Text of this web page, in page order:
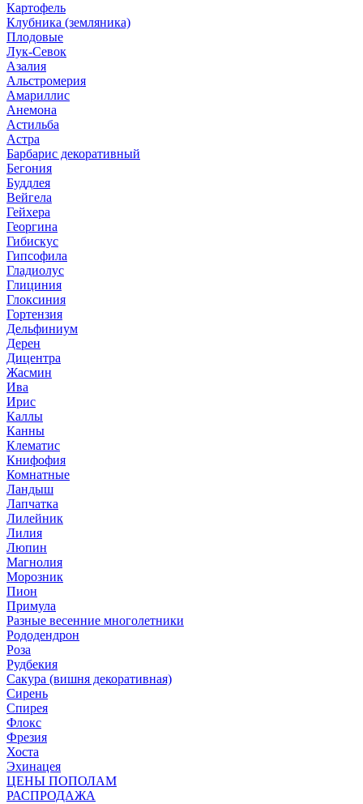
Картофель
Клубника (земляника)
Плодовые
Лук-Севок
Азалия
Альстромерия
Амариллис
Анемона
Астильба
Астра
Барбарис декоративный
Бегония
Буддлея
Вейгела
Гейхера
Георгина
Гибискус
Гипсофила
Гладиолус
Глициния
Глоксиния
Гортензия
Дельфиниум
Дерен
Дицентра
Жасмин
Ива
Ирис
Каллы
Канны
Клематис
Книфофия
Комнатные
Ландыш
Лапчатка
Лилейник
Лилия
Люпин
Магнолия
Морозник
Пион
Примула
Разные весенние многолетники
Рододендрон
Роза
Рудбекия
Сакура (вишня декоративная)
Сирень
Спирея
Флокс
Фрезия
Хоста
Эхинацея
ЦЕНЫ ПОПОЛАМ
РАСПРОДАЖА